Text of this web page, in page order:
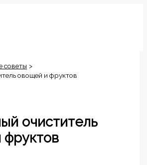
советы
овощей и фруктов
очиститель